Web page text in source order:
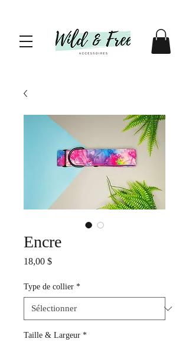
Encre
18,00 $Prix
Type de collier *
Taille & Largeur *